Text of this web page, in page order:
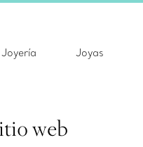
Joyas
web